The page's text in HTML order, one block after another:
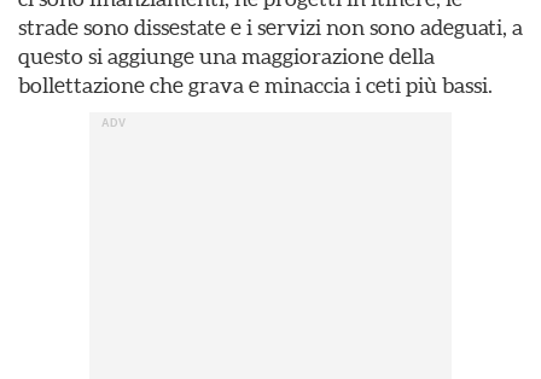
strade sono dissestate e i servizi non sono adeguati, a
questo si aggiunge una maggiorazione della
bollettazione che grava e minaccia i ceti più bassi.